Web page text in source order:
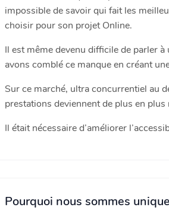
impossible de savoir qui fait les
choisir pour son projet Online.
Il est même devenu difficile de parler
avons comblé ce manque en créant
Sur ce marché, ultra concurrentiel au
prestations deviennent de plus en plus
Il était nécessaire d’améliorer
Pourquoi nous sommes